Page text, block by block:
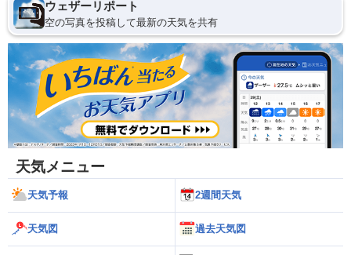
ウェザーリポート
空の写真を投稿して最新の天気を共有
天気メニュー
天気予報 2週間天気
天気図 過去天気図